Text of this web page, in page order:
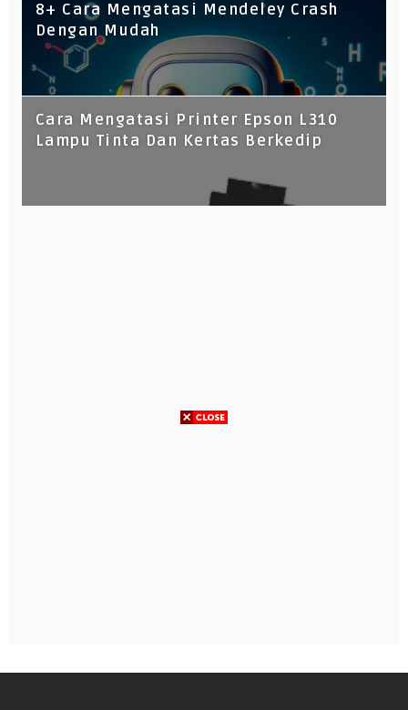
8+ Cara Mengatasi Mendeley Crash
Dengan Mudah
Cara Mengatasi Printer Epson L310
Lampu Tinta Dan Kertas Berkedip